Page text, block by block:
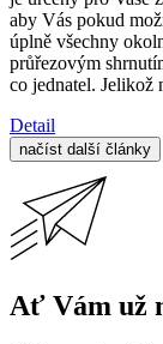
aby Vás pokud
úplně všechny
průřezovým
co jednatel.
Detail
načíst další články
Ať Vám už